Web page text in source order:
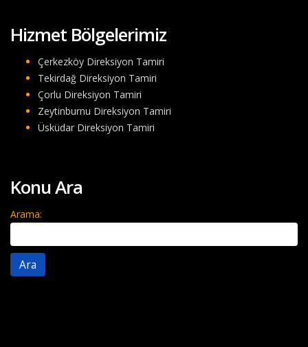
Hizmet Bölgelerimiz
Çerkezköy Direksiyon Tamiri
Tekirdağ Direksiyon Tamiri
Çorlu Direksiyon Tamiri
Zeytinburnu Direksiyon Tamiri
Üsküdar Direksiyon Tamiri
Konu Ara
Arama: